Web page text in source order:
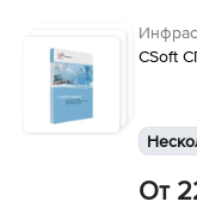
CSoft
От